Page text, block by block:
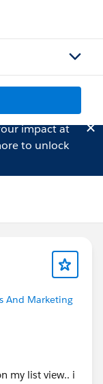
impact at
to unlock
And Marketing
my list view.. i